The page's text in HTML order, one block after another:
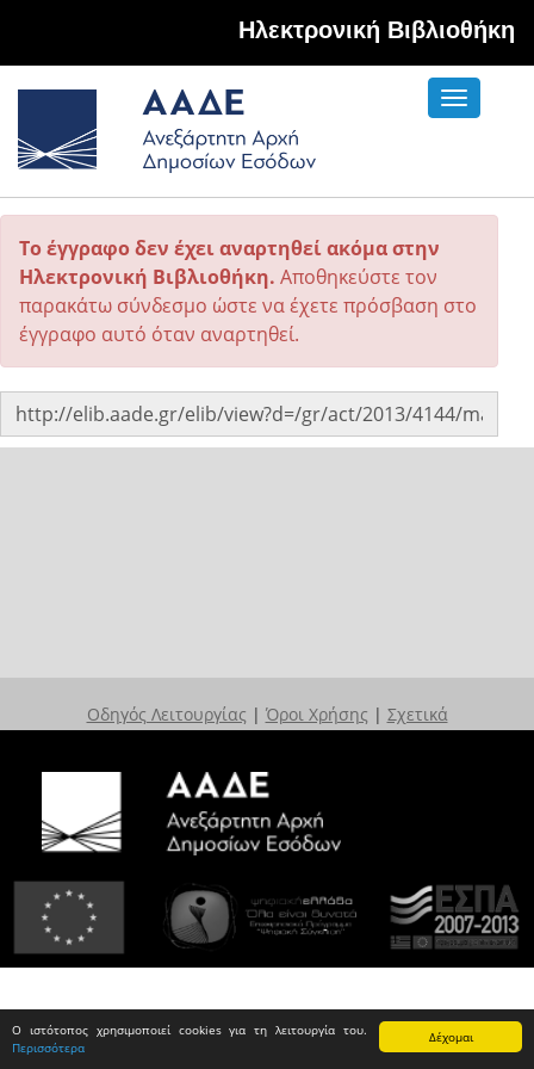
Δέχομαι
Ο ιστότοπος χρησιμοποιεί cookies για τη λειτουργία του.
Περισσότερα
Hλεκτρονική Βιβλιοθήκη
Toggle
Το έγγραφο δεν έχει αναρτηθεί ακόμα στην
Ηλεκτρονική Βιβλιοθήκη. Αποθηκεύστε τον
παρακάτω σύνδεσμο ώστε να έχετε πρόσβαση στο
έγγραφο αυτό όταν αναρτηθεί.
Οδηγός Λειτουργίας | Όροι Χρήσης | Σχετικά